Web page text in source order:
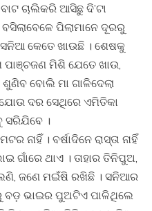
ଚାଲିକରି ଆସିଛୁ ଦି’ଟା
ପିଲାମାନେ ଦୂରରୁ
କେତେ ଖାଉଛି । ଶେଷକୁ
ପାଞ୍ଚଜଣ ମିଶି ଯେତେ ଖାଉ,
ବୋଲି ମା ଗାଳିଦେଲା
ଦର ସେଥିରେ ଏମିତିକା
ସରିଯିବେ ।
ନାହିଁ । ବର୍ଷାଦିନେ ରାସ୍ତା ନାହିଁ
ଗାଁରେ ଥାଏ । ତାହାର ତିନିପୁଅ,
ଜଣେ ମଇଁଷି ରଖିଛି । ସନିଆର
ବଡ଼ ଭାଇର ପୁଅଟିଏ ପାଳିଥିଲେ